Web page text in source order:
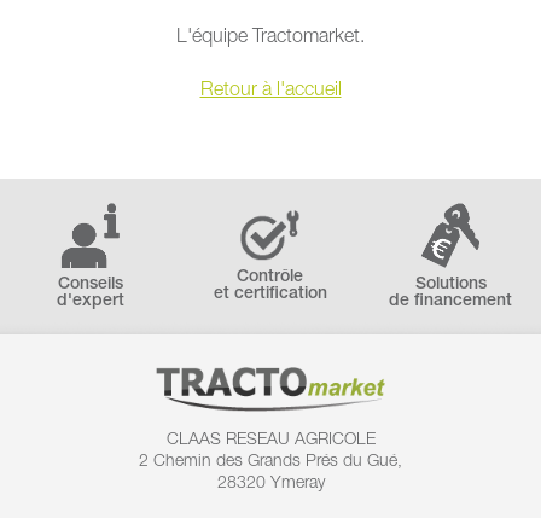
L'équipe Tractomarket.
Retour à l'accueil
Conseils
d'expert
Contrôle
et certification
Solutions
de financement
CLAAS RESEAU AGRICOLE
2 Chemin des Grands Prés du Gué,
28320 Ymeray